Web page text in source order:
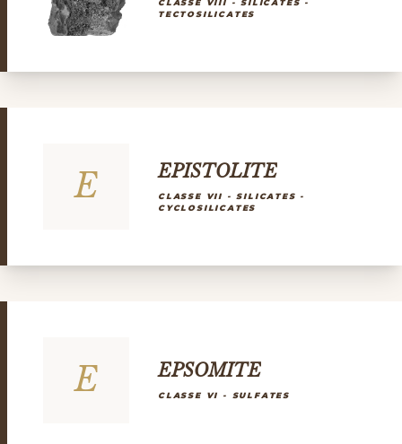
TECTOSILICATES
E EPISTOLITE
CLASSE VII - SILICATES -
CYCLOSILICATES
E EPSOMITE
CLASSE VI - SULFATES